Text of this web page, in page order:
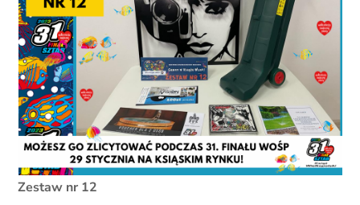
Zestaw nr 12